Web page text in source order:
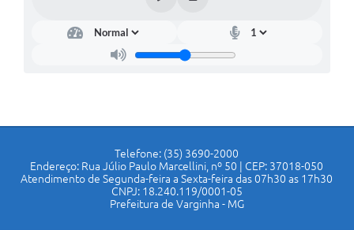
Telefone: (35) 3690-2000
Endereço: Rua Júlio Paulo Marcellini, nº 50 | CEP: 37018-050
Atendimento de Segunda-feira a Sexta-feira das 07h30 as 17h30
CNPJ: 18.240.119/0001-05
Prefeitura de Varginha - MG